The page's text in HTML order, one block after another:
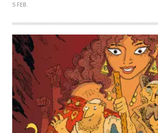
5 FEB.